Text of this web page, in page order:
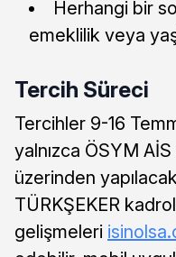
Herhangi bir
emeklilik veya
Tercih Süreci
Tercihler 9-16
yalnızca ÖSYM
üzerinden
TÜRKŞEKER
gelişmeleri